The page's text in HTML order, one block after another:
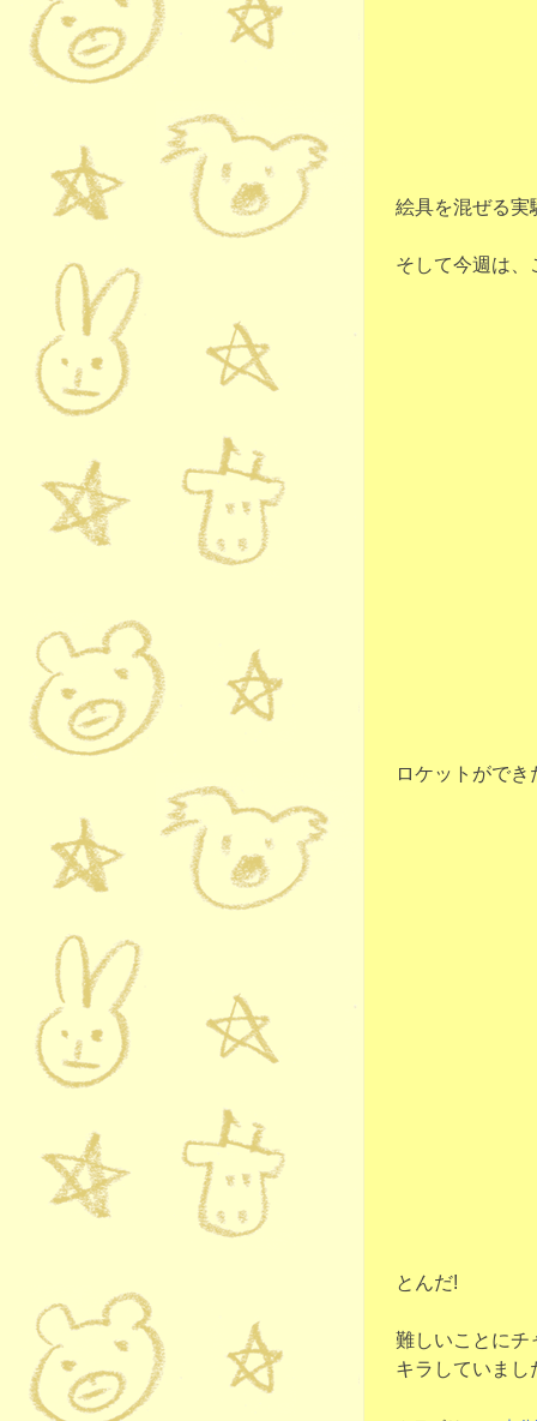
絵具を混ぜる実
そして今週は、
ロケットがで
とんだ!
難しいことにチ
キラしていまし